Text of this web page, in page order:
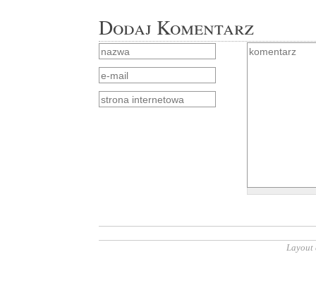
Dodaj Komentarz
Layout